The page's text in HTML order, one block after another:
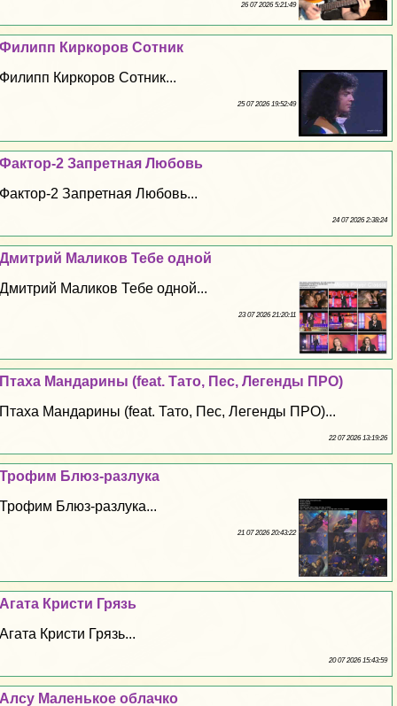
26 07 2026 5:21:49
Филипп Киркоров Сотник
Филипп Киркоров Сотник...
25 07 2026 19:52:49
Фактор-2 Запретная Любовь
Фактор-2 Запретная Любовь...
24 07 2026 2:38:24
Дмитрий Маликов Тебе одной
Дмитрий Маликов Тебе одной...
23 07 2026 21:20:11
Птаха Maндарины (feat. Тато, Пес, Легенды ПРО)
Птаха Maндарины (feat. Тато, Пес, Легенды ПРО)...
22 07 2026 13:19:26
Трофим Блюз-разлука
Трофим Блюз-разлука...
21 07 2026 20:43:22
Агата Кристи Грязь
Агата Кристи Грязь...
20 07 2026 15:43:59
Алсу Маленькое облачко